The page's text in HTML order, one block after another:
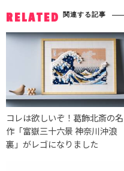
RELATED 関連する記事
コレは欲しいぞ！葛飾北斎の名
作「富嶽三十六景 神奈川沖浪
裏」がレゴになりました